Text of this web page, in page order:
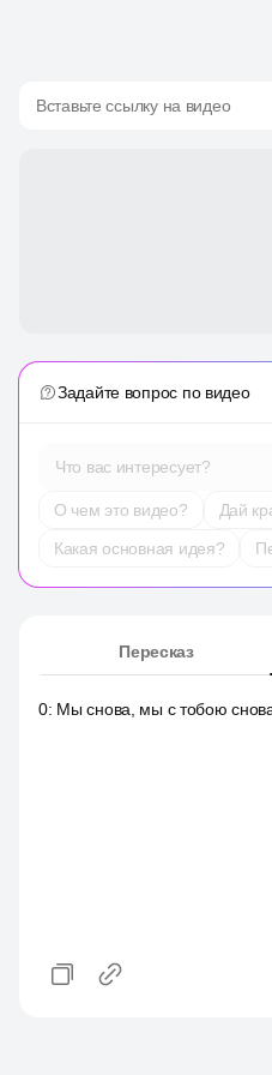
Вставьте ссылку на видео
Задайте вопрос по видео
Что вас интересует?
О чем это видео?
Дай
Какая основная идея?
Пересказ
0: Мы снова, мы с тобою